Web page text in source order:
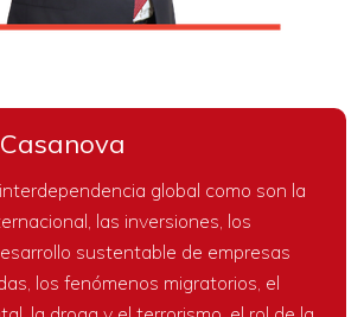
global como son la
las inversiones, los
sustentable de empresas
los fenómenos migratorios, el